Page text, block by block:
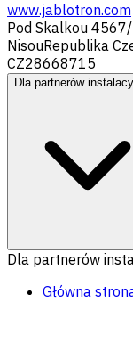
www.jablotron.com
Pod Skalkou
NisouRepublika
CZ28668715
Dla partnerów
Dla partnerów
Główna